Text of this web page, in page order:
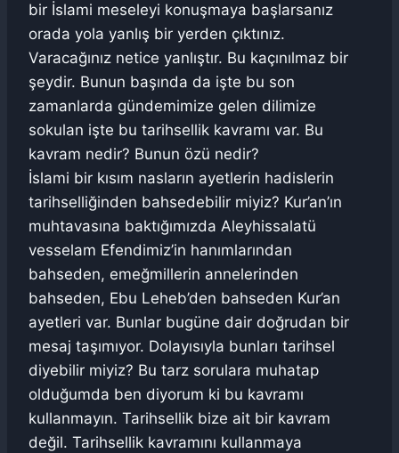
bir İslami meseleyi konuşmaya başlarsanız
orada yola yanlış bir yerden çıktınız.
Varacağınız netice yanlıştır. Bu kaçınılmaz bir
şeydir. Bunun başında da işte bu son
zamanlarda gündemimize gelen dilimize
sokulan işte bu tarihsellik kavramı var. Bu
kavram nedir? Bunun özü nedir?
İslami bir kısım nasların ayetlerin hadislerin
tarihselliğinden bahsedebilir miyiz? Kur’an’ın
muhtavasına baktığımızda Aleyhissalatü
vesselam Efendimiz’in hanımlarından
bahseden, emeğmillerin annelerinden
bahseden, Ebu Leheb’den bahseden Kur’an
ayetleri var. Bunlar bugüne dair doğrudan bir
mesaj taşımıyor. Dolayısıyla bunları tarihsel
diyebilir miyiz? Bu tarz sorulara muhatap
olduğumda ben diyorum ki bu kavramı
kullanmayın. Tarihsellik bize ait bir kavram
değil. Tarihsellik kavramını kullanmaya